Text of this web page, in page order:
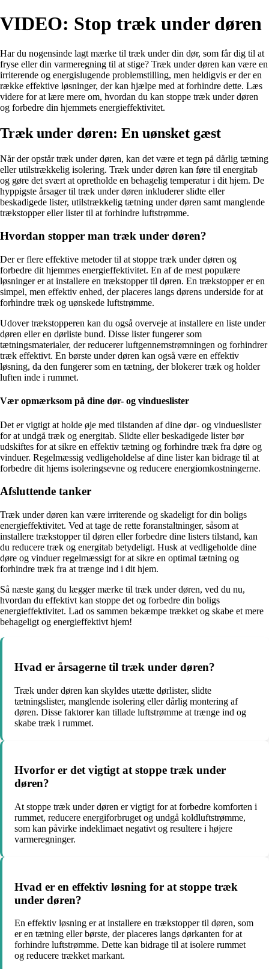
VIDEO: Stop træk under døren
Har du nogensinde lagt mærke til træk under din dør, som får dig til at
fryse eller din varmeregning til at stige? Træk under døren kan være en
irriterende og energislugende problemstilling, men heldigvis er der en
række effektive løsninger, der kan hjælpe med at forhindre dette. Læs
videre for at lære mere om, hvordan du kan stoppe træk under døren
og forbedre din hjemmets energieffektivitet.
Træk under døren: En uønsket gæst
Når der opstår træk under døren, kan det være et tegn på dårlig tætning
eller utilstrækkelig isolering. Træk under døren kan føre til energitab
og gøre det svært at opretholde en behagelig temperatur i dit hjem. De
hyppigste årsager til træk under døren inkluderer slidte eller
beskadigede lister, utilstrækkelig tætning under døren samt manglende
trækstopper eller lister til at forhindre luftstrømme.
Hvordan stopper man træk under døren?
Der er flere effektive metoder til at stoppe træk under døren og
forbedre dit hjemmes energieffektivitet. En af de mest populære
løsninger er at installere en trækstopper til døren. En trækstopper er en
simpel, men effektiv enhed, der placeres langs dørens underside for at
forhindre træk og uønskede luftstrømme.
Udover trækstopperen kan du også overveje at installere en liste under
døren eller en dørliste bund. Disse lister fungerer som
tætningsmaterialer, der reducerer luftgennemstrømningen og forhindrer
træk effektivt. En børste under døren kan også være en effektiv
løsning, da den fungerer som en tætning, der blokerer træk og holder
luften inde i rummet.
Vær opmærksom på dine dør- og vindueslister
Det er vigtigt at holde øje med tilstanden af dine dør- og vindueslister
for at undgå træk og energitab. Slidte eller beskadigede lister bør
udskiftes for at sikre en effektiv tætning og forhindre træk fra døre og
vinduer. Regelmæssig vedligeholdelse af dine lister kan bidrage til at
forbedre dit hjems isoleringsevne og reducere energiomkostningerne.
Afsluttende tanker
Træk under døren kan være irriterende og skadeligt for din boligs
energieffektivitet. Ved at tage de rette foranstaltninger, såsom at
installere trækstopper til døren eller forbedre dine listers tilstand, kan
du reducere træk og energitab betydeligt. Husk at vedligeholde dine
døre og vinduer regelmæssigt for at sikre en optimal tætning og
forhindre træk fra at trænge ind i dit hjem.
Så næste gang du lægger mærke til træk under døren, ved du nu,
hvordan du effektivt kan stoppe det og forbedre din boligs
energieffektivitet. Lad os sammen bekæmpe trækket og skabe et mere
behageligt og energieffektivt hjem!
Hvad er årsagerne til træk under døren?
Træk under døren kan skyldes utætte dørlister, slidte
tætningslister, manglende isolering eller dårlig montering af
døren. Disse faktorer kan tillade luftstrømme at trænge ind og
skabe træk i rummet.
Hvorfor er det vigtigt at stoppe træk under
døren?
At stoppe træk under døren er vigtigt for at forbedre komforten i
rummet, reducere energiforbruget og undgå koldluftstrømme,
som kan påvirke indeklimaet negativt og resultere i højere
varmeregninger.
Hvad er en effektiv løsning for at stoppe træk
under døren?
En effektiv løsning er at installere en trækstopper til døren, som
er en tætning eller børste, der placeres langs dørkanten for at
forhindre luftstrømme. Dette kan bidrage til at isolere rummet
og reducere trækket markant.